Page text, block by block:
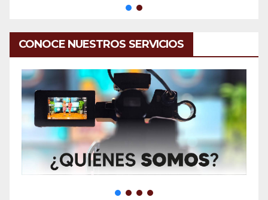
CONOCE NUESTROS SERVICIOS